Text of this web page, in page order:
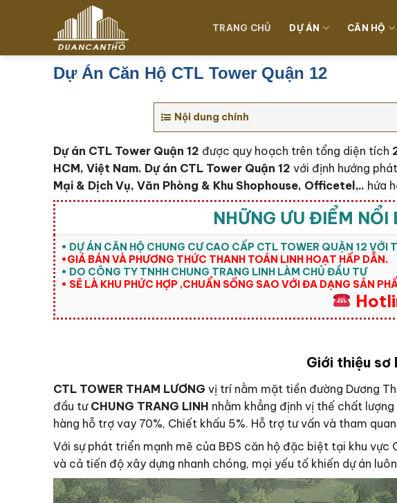
dung
TRANG CHỦ DỰ ÁN CĂN HỘ
Dự Án Căn Hộ CTL Tower Quận 12
Nội dung chính
Dự án CTL Tower Quận 12 được quy hoạch trên tổng diện tích
HCM, Việt Nam. Dự án CTL Tower Quận 12 với định hướng
Mại & Dịch Vụ, Văn Phòng & Khu Shophouse, Officetel,.. hứa
NHỮNG ƯU ĐIỂM
• DỰ ÁN CĂN HỘ CHUNG CƯ CAO CẤP CTL TOWER QUẬN 12
•GIÁ BÁN VÀ PHƯƠNG THỨC THANH TOÁN LINH HOẠT HẤP DẪN.
• DO CÔNG TY TNHH CHUNG TRANG LINH LÀM CHỦ ĐẦU TƯ
• SẼ LÀ KHU PHỨC HỢP ,CHUẨN SỐNG SAO VỚI ĐA DẠNG SẢN
Giới thiệu sơ
CTL TOWER THAM LƯƠNG vị trí nằm mặt tiền đường Dương
đầu tư CHUNG TRANG LINH nhằm khẳng định vị thế chất
hàng hỗ trợ vay 70%, Chiết khấu 5%. Hỗ trợ tư vấn và tham
Với sự phát triển mạnh mẽ của BĐS căn hộ đặc biệt tại khu vực
và cả tiến độ xây dựng nhanh chóng, mọi yếu tố khiến dự án